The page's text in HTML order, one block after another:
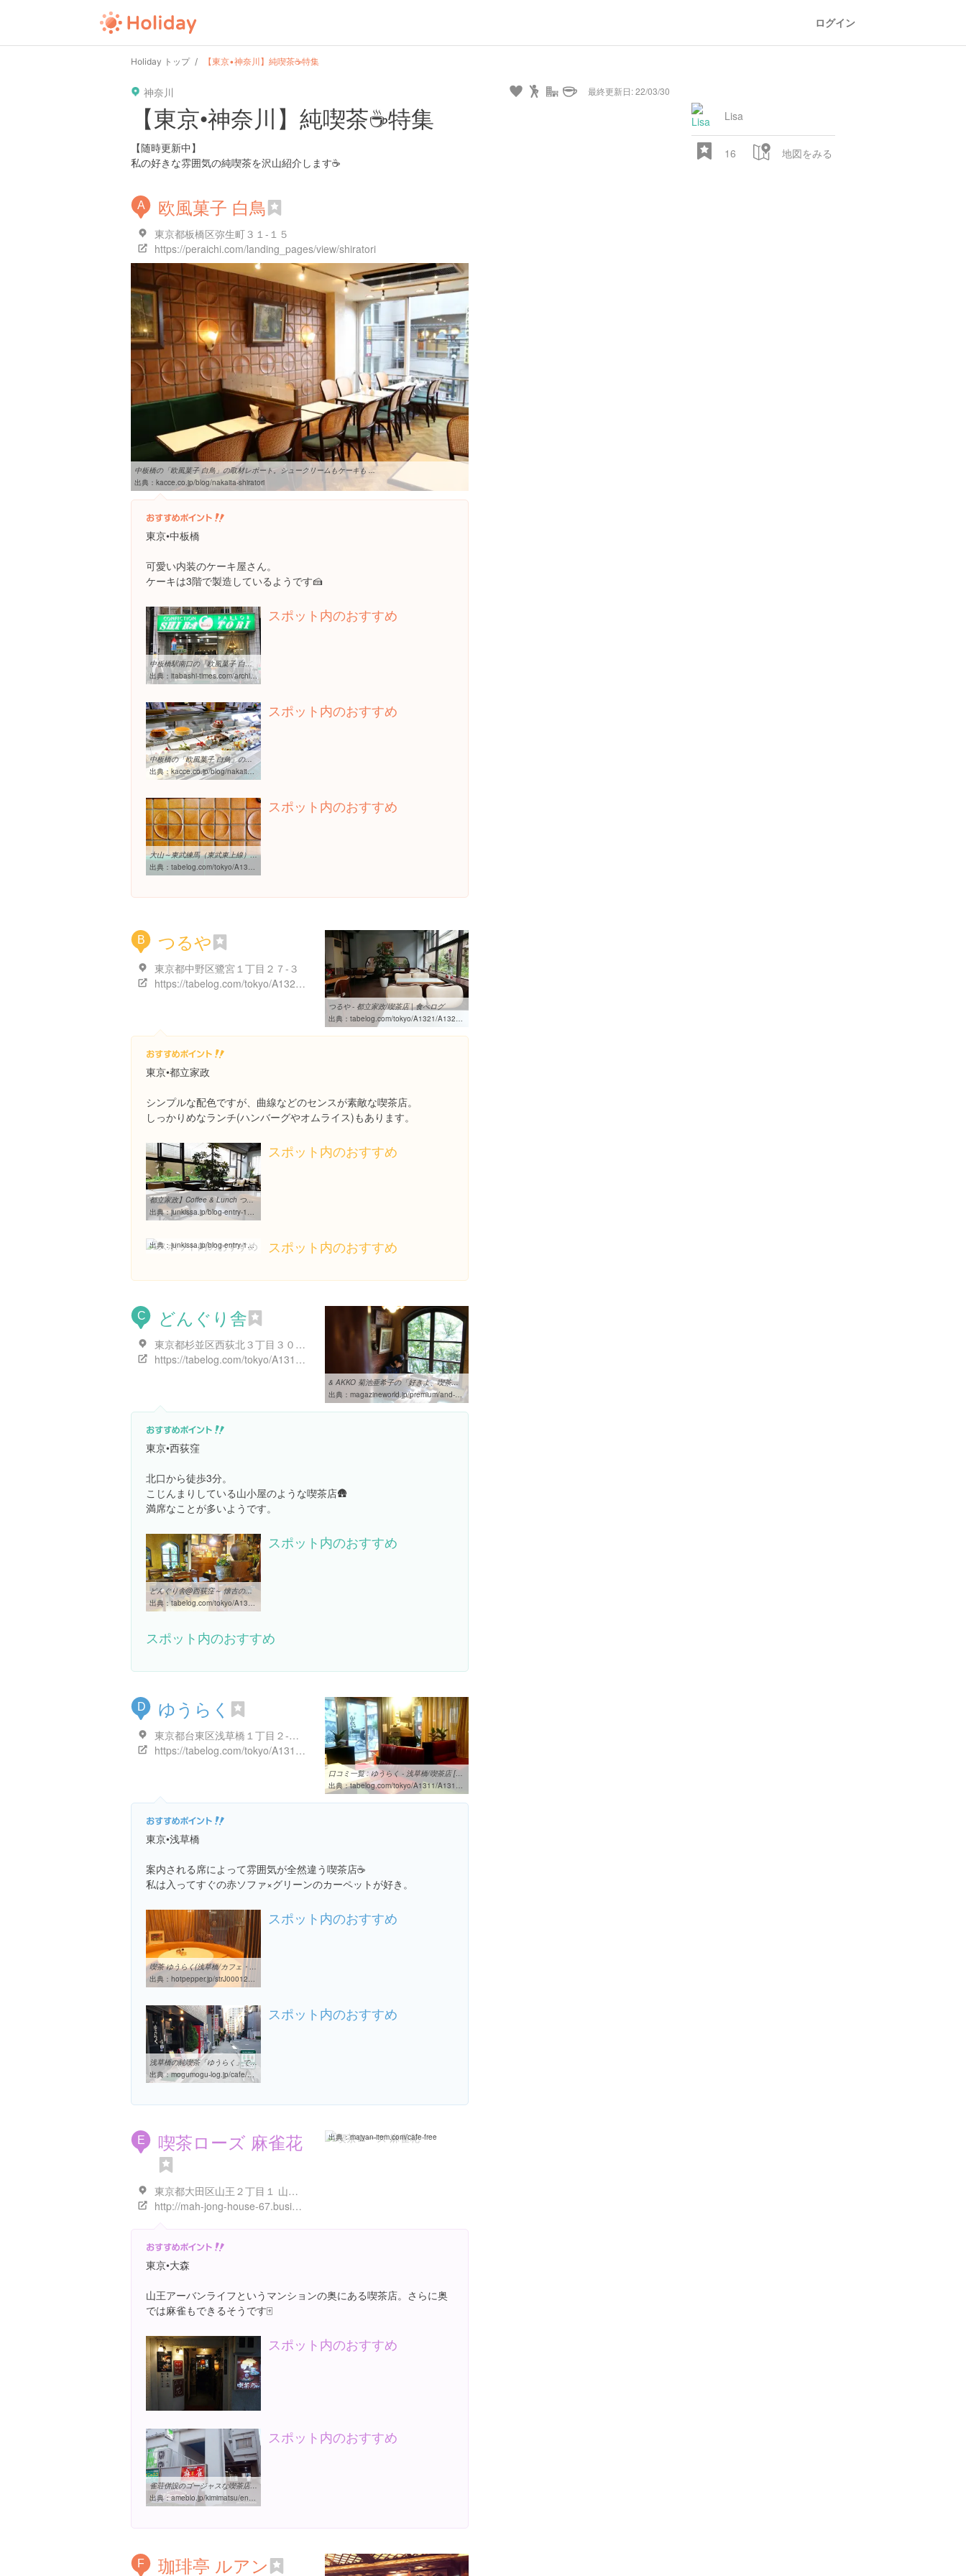
ログイン
Holiday トップ 【東京•神奈川】純喫茶☕️特集
神奈川 最終更新日: 22/03/30
【東京•神奈川】純喫茶☕️特集
【随時更新中】
私の好きな雰囲気の純喫茶を沢山紹介します☕️
Lisa
16 地図をみる
A 欧風菓子 白鳥
東京都板橋区弥生町３１-１５
https://peraichi.com/landing_pages/view/shiratori
中板橋の「欧風菓子 白鳥」の取材レポート。シュークリームもケーキも ...
出典： kacce.co.jp/blog/nakaita-shiratori
東京•中板橋
可愛い内装のケーキ屋さん。
ケーキは3階で製造しているようです🍰
中板橋駅南口の「欧風菓子 白鳥」でラブリーなスワンシュークリームを ...
出典： itabashi-times.com/archives/shiratori.html
スポット内のおすすめ
中板橋の「欧風菓子 白鳥」の取材レポート。シュークリームもケーキも ...
出典： kacce.co.jp/blog/nakaita-shiratori
スポット内のおすすめ
大山～東武練馬（東武東上線）でおすすめの美味しいジュースバーをご ...
出典： tabelog.com/tokyo/A1322/A132203/rstLst/SC029905
スポット内のおすすめ
B つるや
東京都中野区鷺宮１丁目２７-３
https://tabelog.com/tokyo/A1321/A132104/13076070/
つるや - 都立家政/喫茶店 | 食べログ
出典： tabelog.com/tokyo/A1321/A132104/13076070
東京•都立家政
シンプルな配色ですが、曲線などのセンスが素敵な喫茶店。
しっかりめなランチ(ハンバーグやオムライス)もあります。
都立家政】Coffee & Lunch つるや - わき道にそれて純喫茶2
出典：junkissa.jp/blog-entry-1116.html
スポット内のおすすめ
出典：junkissa.jp/blog-entry-1116.html スポット内のおすすめ
C どんぐり舎
東京都杉並区西荻北３丁目３０-１
https://tabelog.com/tokyo/A1319/A131907/13012922/
& AKKO 菊池亜希子の「好きよ、喫茶店」。 | &Akko | マガジンワールド
出典： magazineworld.jp/premium/and-akko/akko-5
東京•西荻窪
北口から徒歩3分。
こじんまりしている山小屋のような喫茶店🛖
満席なことが多いようです。
どんぐり舎@西荻窪～ 懐古の喫茶の良店 ～』by えこだねこ : どんぐり ...
出典：tabelog.com/tokyo/A1319/A131907/13012922/dtlrvwlst/B310557785
スポット内のおすすめ
晴れた日は「どんぐり舎」で、森の中にいる気分 | 荻窪、西荻窪 ...
スポット内のおすすめ
D ゆうらく
東京都台東区浅草橋１丁目２-１０
https://tabelog.com/tokyo/A1311/A131103/13076291/
口コミ一覧 : ゆうらく - 浅草橋/喫茶店 [食べログ]
出典：tabelog.com/tokyo/A1311/A131103/13076291/dtlrvwlst
東京•浅草橋
案内される席によって雰囲気が全然違う喫茶店☕️
私は入ってすぐの赤ソファ×グリーンのカーペットが好き。
出典： hotpepper.jp/strJ000127016
スポット内のおすすめ
浅草橋の純喫茶「ゆうらく」で至福のオムライスランチ | 気まぐれ ...
出典：mogumogu-log.jp/cafe/yuuraku
スポット内のおすすめ
E 喫茶ローズ 麻雀花
東京都大田区山王２丁目１ 山王2-1-8山王アーバンライフ内フロント横
http://mah-jong-house-67.business.site/
出典：majyan-item.com/cafe-free
東京•大森
山王アーバンライフというマンションの奥にある喫茶店。さらに奥
では麻雀もできるそうです🀄️
スポット内のおすすめ
雀荘併設のゴージャスな喫茶店＠大森『喫茶・花（ローズ ...
出典：ameblo.jp/kimimatsu/entry-12344573696.html
スポット内のおすすめ
F 珈琲亭 ルアン